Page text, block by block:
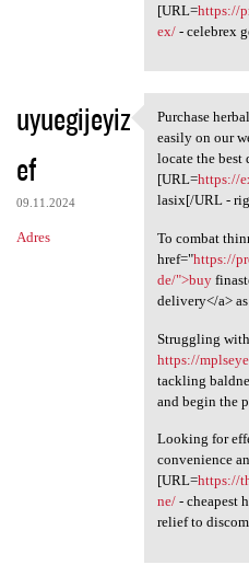
[URL=https://
ex/- celebrex
uyuegijeyiz
ef
09.11.2024
Adres
Purchase
Purchase
easily on our
locate the best
[URL=https://
lasix[/URL -
To combat
href="https://
de/">buy
delivery</a>
Struggling
https://
tackling
and begin the
Looking for
convenience
[URL=https://
ne/- cheapest
relief to